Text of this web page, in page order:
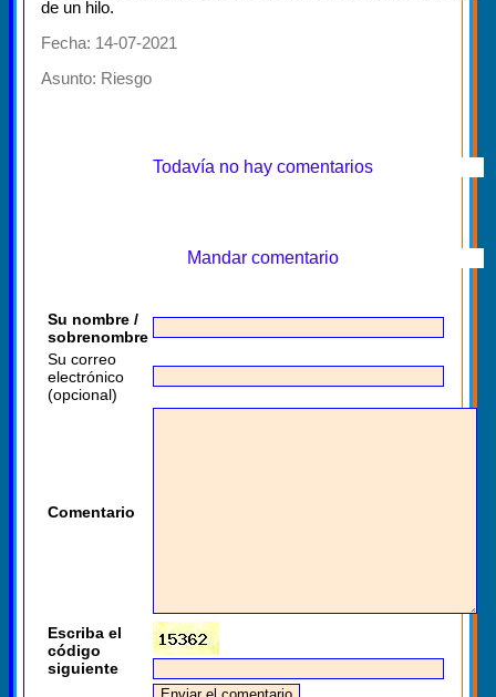
de un hilo.
Fecha: 14-07-2021
Asunto: Riesgo
Todavía no hay comentarios
Mandar comentario
Su nombre /
sobrenombre
Su correo
electrónico
(opcional)
Comentario
Escriba el
código
siguiente